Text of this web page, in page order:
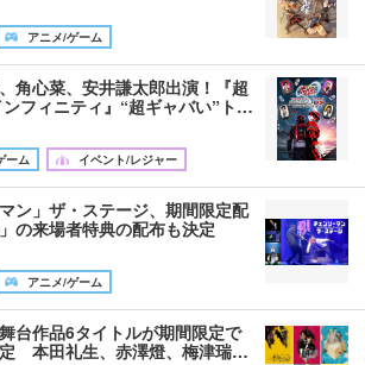
アニメ/ゲーム
角心菜、安井謙太郎出演！『超
フィニティ』“超ギャバい”ト…
ーム イベント/レジャー
ン」ザ・ステージ、期間限定配
の来場者特典の配布も決定
アニメ/ゲーム
台作品6タイトルが期間限定で
本田礼生、赤澤燈、梅津瑞…